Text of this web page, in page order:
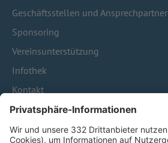
Geschäftsstellen und Ansprechpartner
Sponsoring
Vereinsunterstützung
Infothek
Kontakt
HÄUFIG BESUCHTE SEITEN